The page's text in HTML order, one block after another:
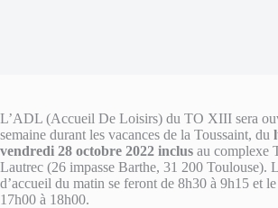
L’ADL (Accueil De Loisirs) du TO XIII sera
semaine durant les vacances de la Toussaint, du
vendredi 28 octobre 2022 inclus au complexe
Lautrec (26 impasse Barthe, 31 200 Toulouse).
d’accueil du matin se feront de 8h30 à 9h15 et
17h00 à 18h00.